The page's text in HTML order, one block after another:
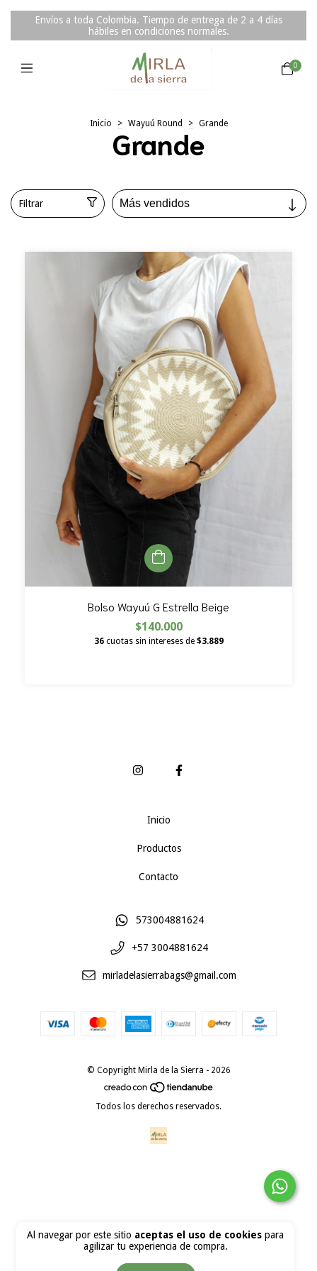
Envíos a toda Colombia. Tiempo de entrega de 2 a 4 días
hábiles en condiciones normales.
0
Al navegar por este sitio aceptas el uso de cookies para
agilizar tu experiencia de compra.
Inicio > Wayuú Round > Grande
Grande
Filtrar
Bolso Wayuú G Estrella Beige
$140.000
36 cuotas sin intereses de $3.889
Inicio
Productos
Contacto
573004881624
+57 3004881624
mirladelasierrabags@gmail.com
© Copyright Mirla de la Sierra - 2026
Todos los derechos reservados.